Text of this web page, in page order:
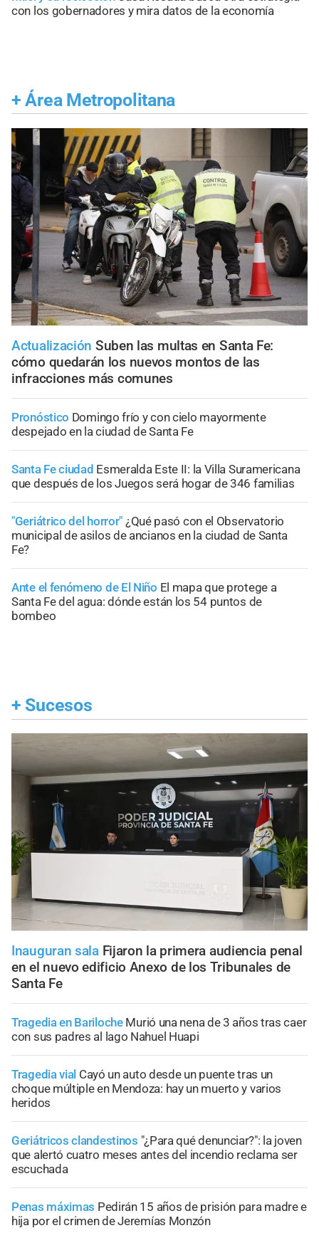
con los gobernadores y mira datos de la economía
+ Área Metropolitana
Actualización Suben las multas en Santa Fe:
cómo quedarán los nuevos montos de las
infracciones más comunes
Pronóstico Domingo frío y con cielo mayormente
despejado en la ciudad de Santa Fe
Santa Fe ciudad Esmeralda Este II: la Villa Suramericana
que después de los Juegos será hogar de 346 familias
"Geriátrico del horror" ¿Qué pasó con el Observatorio
municipal de asilos de ancianos en la ciudad de Santa
Fe?
Ante el fenómeno de El Niño El mapa que protege a
Santa Fe del agua: dónde están los 54 puntos de
bombeo
+ Sucesos
Inauguran sala Fijaron la primera audiencia penal
en el nuevo edificio Anexo de los Tribunales de
Santa Fe
Tragedia en Bariloche Murió una nena de 3 años tras caer
con sus padres al lago Nahuel Huapi
Tragedia vial Cayó un auto desde un puente tras un
choque múltiple en Mendoza: hay un muerto y varios
heridos
Geriátricos clandestinos "¿Para qué denunciar?": la joven
que alertó cuatro meses antes del incendio reclama ser
escuchada
Penas máximas Pedirán 15 años de prisión para madre e
hija por el crimen de Jeremías Monzón